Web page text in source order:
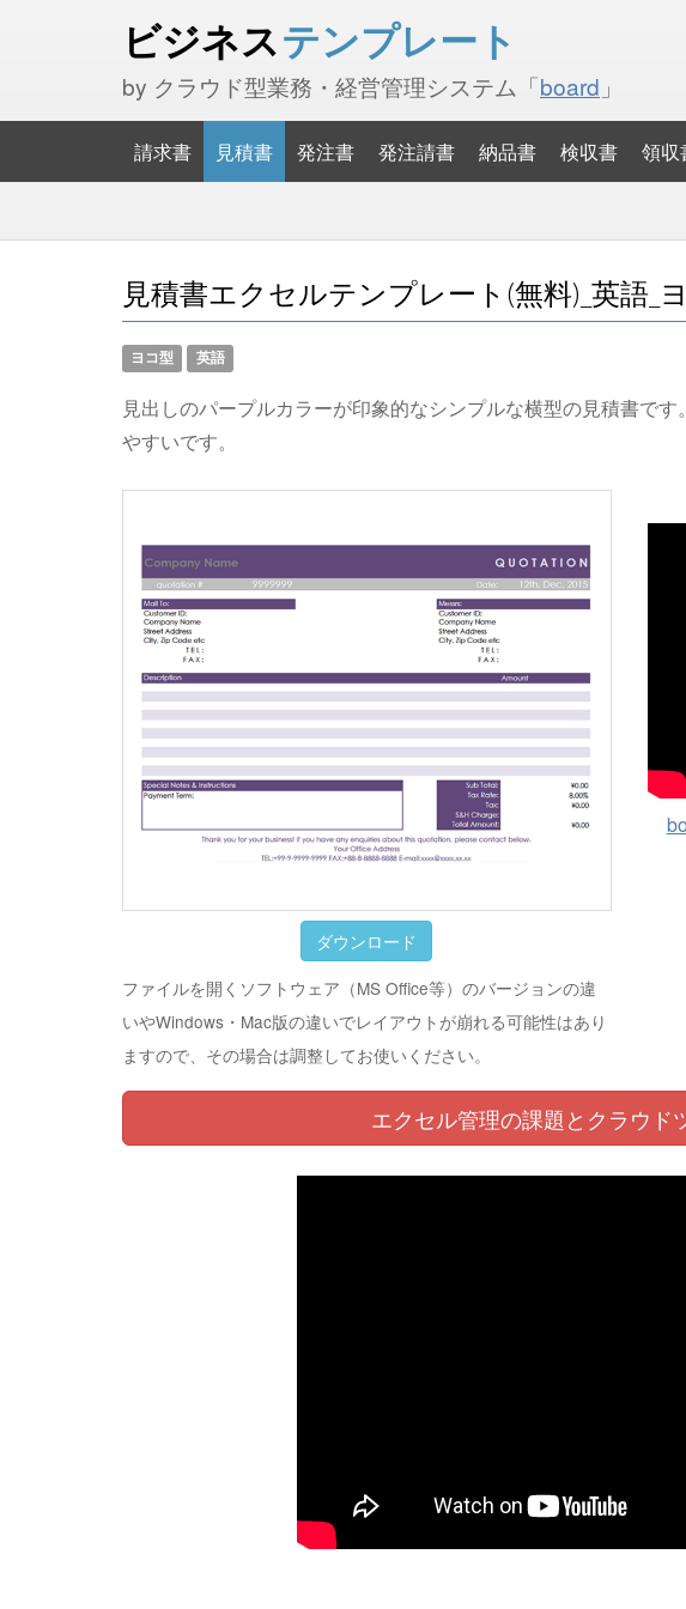
ビジネステンプレート
by クラウド型業務・経営管理システム「board 」
請求書 見積書 発注書 発注請書 納品書 検収書 領収
見積書エクセルテンプレート(無料)_英語_
ヨコ型 英語
見出しのパープルカラーが印象的なシンプルな横型の見積書で
やすいです。
ダウンロード
ファイルを開くソフトウェア（MS Office等）のバージョンの違
いやWindows・Mac版の違いでレイアウトが崩れる可能性はあり
ますので、その場合は調整してお使いください。
エクセル管理の課題と クラウド